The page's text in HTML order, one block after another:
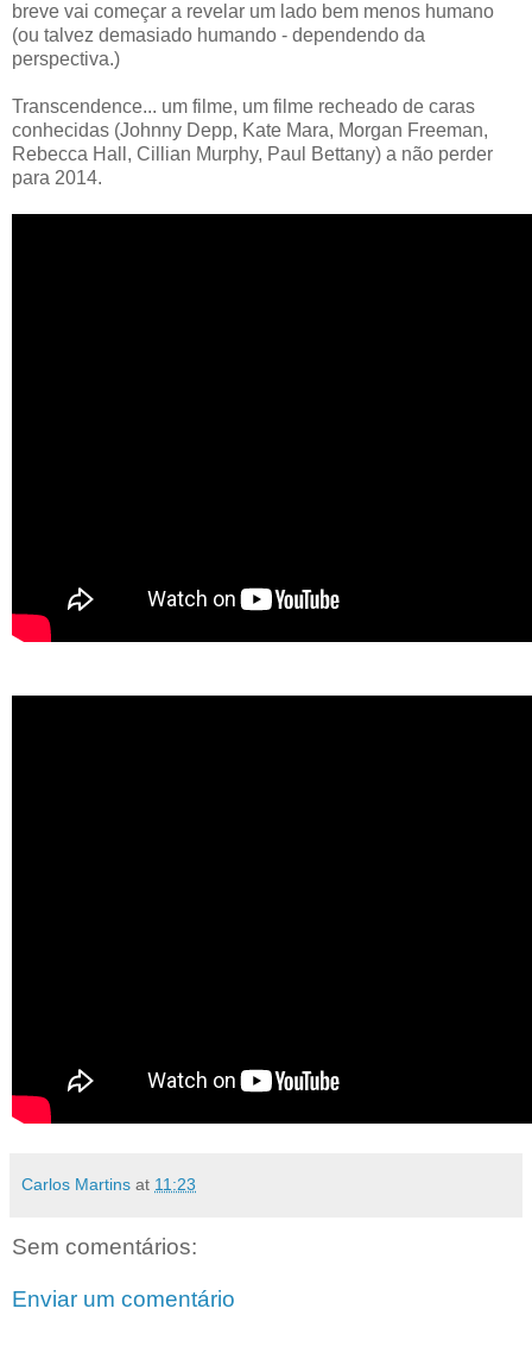
breve vai começar a revelar um lado bem menos humano
(ou talvez demasiado humando - dependendo da
perspectiva.)
Transcendence... um filme, um filme recheado de caras
conhecidas (Johnny Depp, Kate Mara, Morgan Freeman,
Rebecca Hall, Cillian Murphy, Paul Bettany) a não perder
para 2014.
Carlos Martins at 11:23
Sem comentários:
Enviar um comentário